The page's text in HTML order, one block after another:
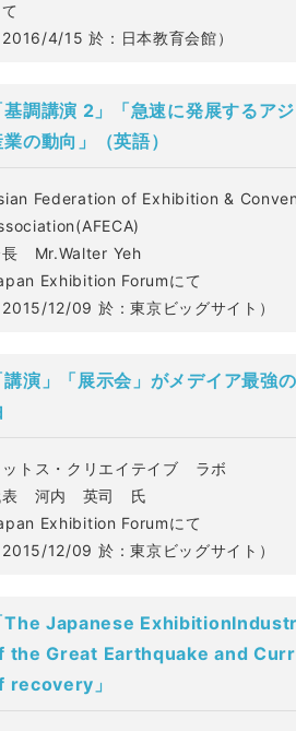
4/15 於：日本教育会館）
基調講演 2」「急速に発展するア
の動向」（英語）
Federation of Exhibition &
長 Mr.Walter Yeh
Exhibition Forumにて
12/09 於：東京ビッグサイト）
講演」「展示会」がメデイア最強
トス・クリエイテイブ ラボ
表 河内 英司 氏
Exhibition Forumにて
12/09 於：東京ビッグサイト）
The Japanese
the Great Earthquake and
recovery」